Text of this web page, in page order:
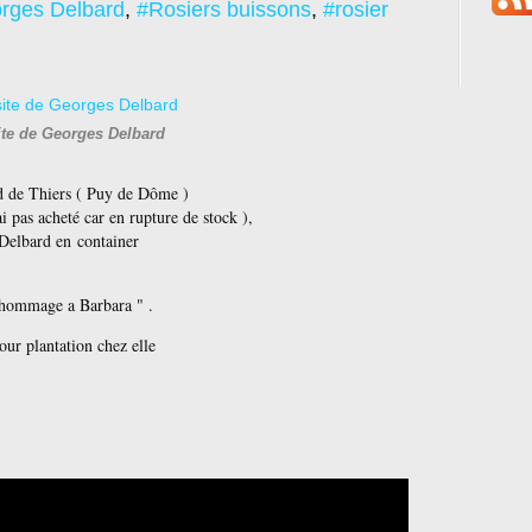
Delbard, #Rosiers buissons, #rosier
de Georges Delbard
Thiers ( Puy de Dôme )
acheté car en rupture de stock ),
en container
a Barbara " .
plantation chez elle